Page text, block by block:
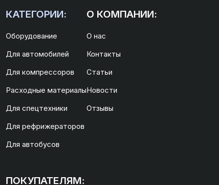
КАТЕГОРИИ:
Оборудование
Для автомобилей
Для компрессоров
Расходные материалы
Для спецтехники
Для рефрижераторов
Для автобусов
О КОМПАНИИ:
О нас
Контакты
Статьи
Новости
Отзывы
ПОКУПАТЕЛЯМ: